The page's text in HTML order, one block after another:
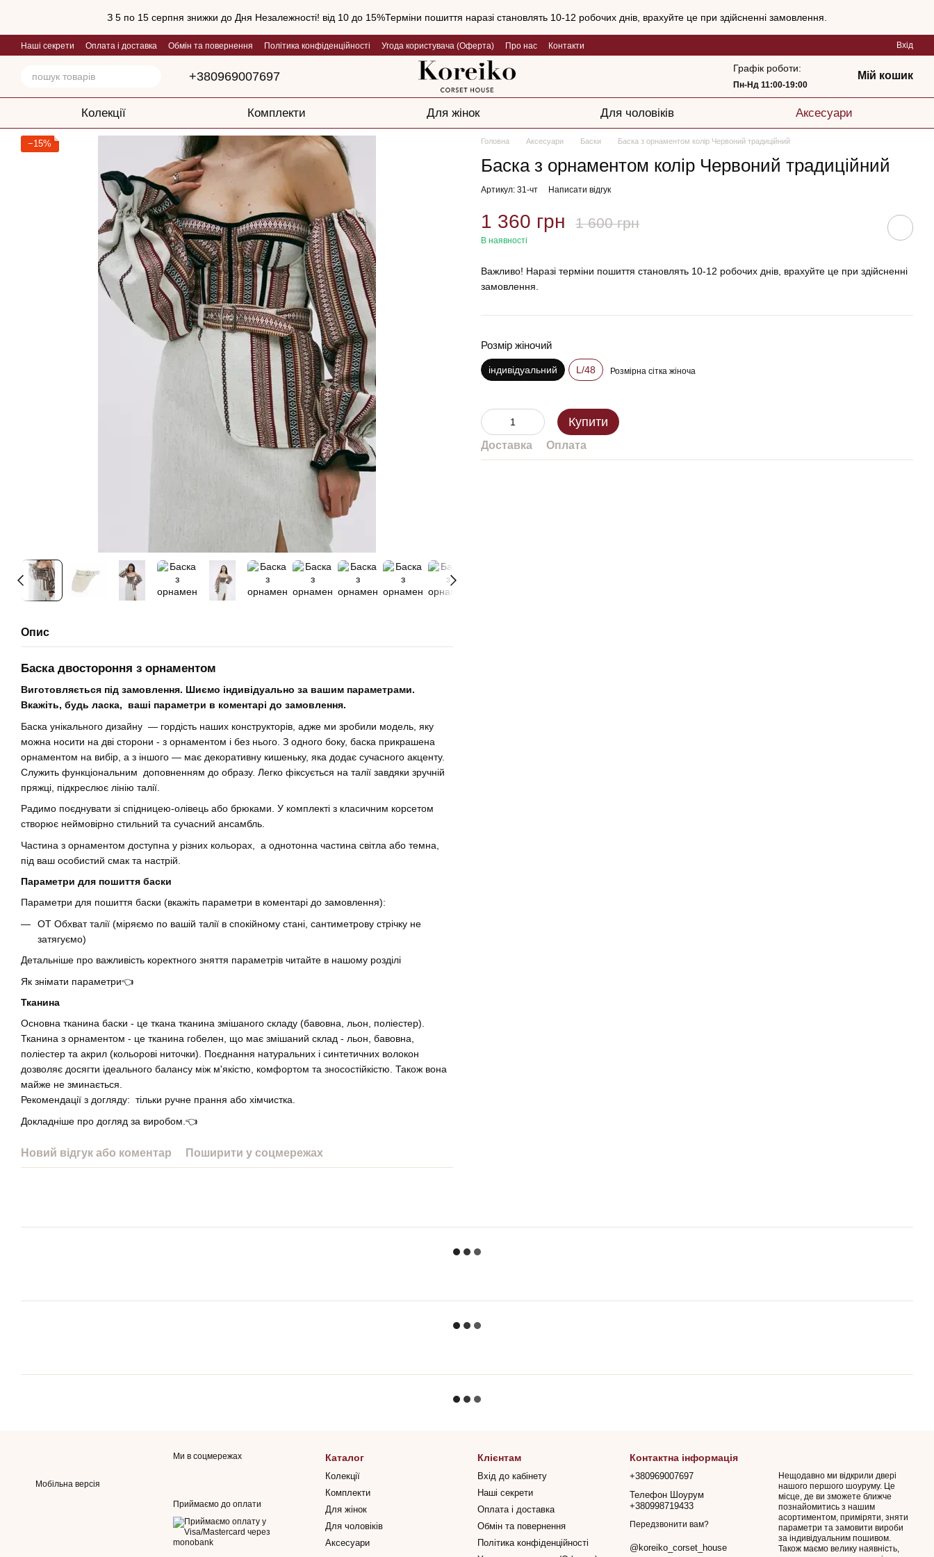
З 5 по 15 серпня знижки до Дня Незалежності! від 10 до 15%Терміни пошиття наразі становлять 10-12 робочих днів, врахуйте це при здійсненні замовлення.
Наші секрети Оплата і доставка Обмін та повернення Політика конфіденційності Угода користувача (Оферта) Про нас Контакти Вхід
+380969007697
Графік роботи:
Пн-Нд 11:00-19:00
Мій кошик
Колекції Комплекти Для жінок Для чоловіків Аксесуари
−15%
Опис
Баска двостороння з орнаментом
Виготовляється під замовлення. Шиємо індивідуально за вашим параметрами.
Вкажіть, будь ласка, ваші параметри в коментарі до замовлення.
Баска унікального дизайну — гордість наших конструкторів, адже ми зробили модель, яку
можна носити на дві сторони - з орнаментом і без нього. З одного боку, баска прикрашена
орнаментом на вибір, а з іншого — має декоративну кишеньку, яка додає сучасного акценту.
Служить функціональним доповненням до образу. Легко фіксується на талії завдяки зручній
пряжці, підкреслює лінію талії.
Радимо поєднувати зі спідницею-олівець або брюками. У комплекті з класичним корсетом
створює неймовірно стильний та сучасний ансамбль.
Частина з орнаментом доступна у різних кольорах, а однотонна частина світла або темна,
під ваш особистий смак та настрій.
Параметри для пошиття баски
Параметри для пошиття баски (вкажіть параметри в коментарі до замовлення):
ОТ Обхват талії (міряємо по вашій талії в спокійному стані, сантиметрову стрічку не
затягуємо)
Детальніше про важливість коректного зняття параметрів читайте в нашому розділі
Як знімати параметри👈
Тканина
Основна тканина баски - це ткана тканина змішаного складу (бавовна, льон, поліестер).
Тканина з орнаментом - це тканина гобелен, що має змішаний склад - льон, бавовна,
поліестер та акрил (кольорові ниточки). Поєднання натуральних і синтетичних волокон
дозволяє досягти ідеального балансу між м'якістю, комфортом та зносостійкістю. Також вона
майже не зминається.
Рекомендації з догляду: тільки ручне прання або хімчистка.
Докладніше про догляд за виробом.👈
Новий відгук або коментар Поширити у соцмережах
Головна Аксесуари Баски Баска з орнаментом колір Червоний традиційний
Баска з орнаментом колір Червоний традиційний
Артикул: 31-чт Написати відгук
1 360 грн 1 600 грн
В наявності
Важливо! Наразі терміни пошиття становлять 10-12 робочих днів, врахуйте це при здійсненні
замовлення.
Розмір жіночий
індивідуальний L/48 Розмірна сітка жіноча
Купити
Доставка Оплата
Мобільна версія
Ми в соцмережах
Приймаємо до оплати
Каталог
Колекції
Комплекти
Для жінок
Для чоловіків
Аксесуари
Клієнтам
Вхід до кабінету
Наші секрети
Оплата і доставка
Обмін та повернення
Політика конфіденційності
Контактна інформація
+380969007697
Телефон Шоурум
+380998719433
Передзвонити вам?
@koreiko_corset_house
Нещодавно ми відкрили двері
нашого першого шоуруму. Це
місце, де ви зможете ближче
познайомитись з нашим
асортиментом, приміряти, зняти
параметри та замовити вироби
за індивідуальним пошивом.
Також маємо велику наявність,